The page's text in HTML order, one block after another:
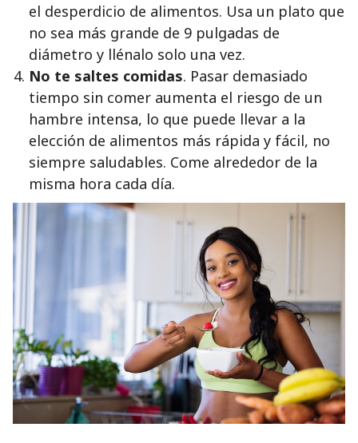
el desperdicio de alimentos. Usa un plato que
no sea más grande de 9 pulgadas de
diámetro y llénalo solo una vez.
No te saltes comidas. Pasar demasiado
tiempo sin comer aumenta el riesgo de un
hambre intensa, lo que puede llevar a la
elección de alimentos más rápida y fácil, no
siempre saludables. Come alrededor de la
misma hora cada día.